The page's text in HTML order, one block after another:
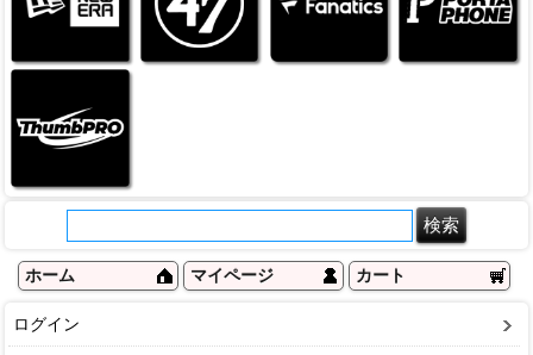
ホーム マイページ カート
ログイン